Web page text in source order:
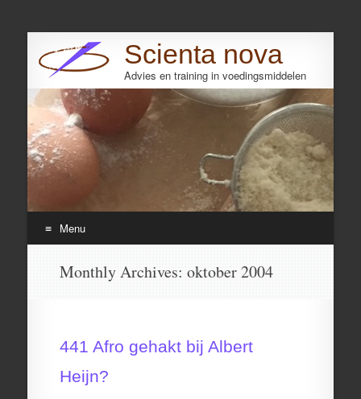
Scienta nova
Advies en training in voedingsmiddelen
Search
Menu
Monthly Archives: oktober 2004
441 Afro gehakt bij Albert
Heijn?